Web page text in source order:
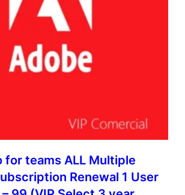
for teams ALL Multiple
Renewal 1 User